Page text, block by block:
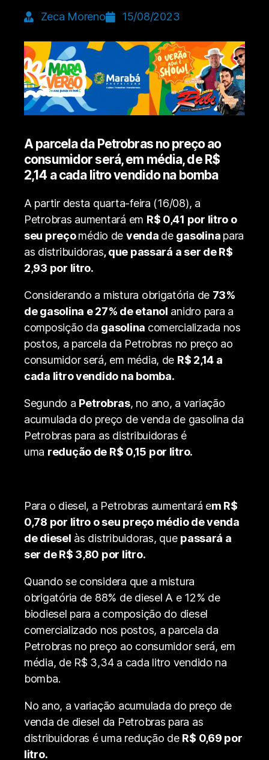
Zeca Moreno 15/08/2023
A parcela da Petrobras no preço ao
consumidor será, em média, de R$
2,14 a cada litro vendido na bomba
A partir desta quarta-feira (16/08), a
Petrobras aumentará em R$ 0,41 por litro o
seu preçomédio de venda de gasolina para
as distribuidoras, que passará a ser de R$
2,93 por litro.
Considerando a mistura obrigatória de 73%
de gasolina e 27% de etanol anidro para a
composição da gasolina comercializada nos
postos, a parcela da Petrobras no preço ao
consumidor será, em média, de R$ 2,14 a
cada litro vendido na bomba.
Segundo a Petrobras, no ano, a variação
acumulada do preço de venda de gasolina da
Petrobras para as distribuidoras é
uma redução de R$ 0,15 por litro.
Para o diesel, a Petrobras aumentará em R$
0,78 por litro o seu preço médio de venda
de diesel às distribuidoras, que passará a
ser de R$ 3,80 por litro.
Quando se considera que a mistura
obrigatória de 88% de diesel A e 12% de
biodiesel para a composição do diesel
comercializado nos postos, a parcela da
Petrobras no preço ao consumidor será, em
média, de R$ 3,34 a cada litro vendido na
bomba.
No ano, a variação acumulada do preço de
venda de diesel da Petrobras para as
distribuidoras é uma redução de R$ 0,69 por
litro.